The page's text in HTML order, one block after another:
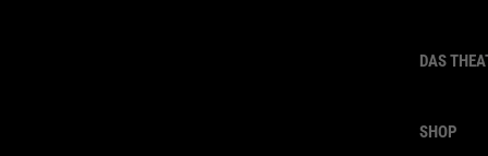
DAS
SHOP